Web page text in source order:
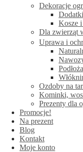
Dekoracje
Kosze
Dla zwierząt
Uprawa i
Ozdoby na
Kominki,
Prezenty dla
Promocje!
Na prezent
Blog
Kontakt
Moje konto